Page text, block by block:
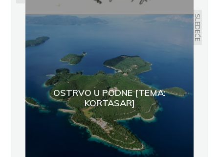
SLEDEĆE
OSTRVO U PODNE [TEMA:
KORTASAR]